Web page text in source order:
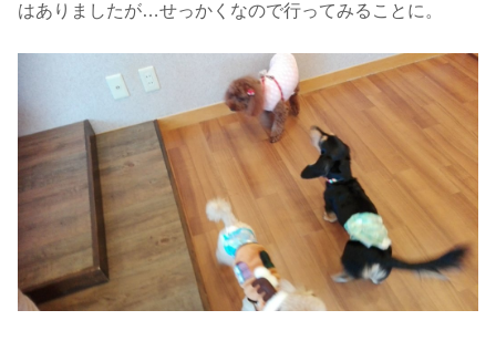
はありましたが…せっかくなので行ってみることに。